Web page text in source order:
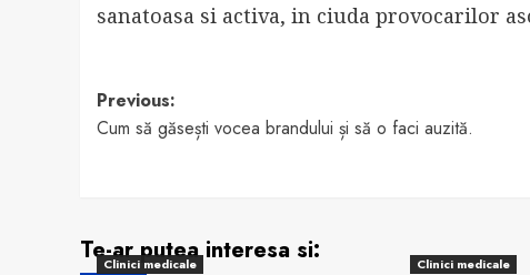
sanatoasa si activa, in ciuda provocarilor
Post
navigation
Previous:
Cum să găsești vocea brandului și să o faci auzită.
Te-ar putea interesa si:
Clinici medicale Clinici medicale